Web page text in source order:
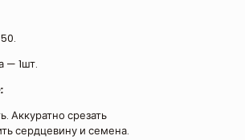
— 1шт.
Аккуратно срезать
сердцевину и семена.